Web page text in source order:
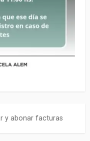
y abonar facturas